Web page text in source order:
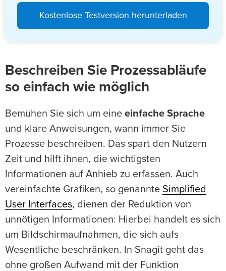
Kostenlose Testversion herunterladen
Beschreiben Sie Prozessabläufe
so einfach wie möglich
Bemühen Sie sich um eine einfache Sprache
und klare Anweisungen, wann immer Sie
Prozesse beschreiben. Das spart den Nutzern
Zeit und hilft ihnen, die wichtigsten
Informationen auf Anhieb zu erfassen. Auch
vereinfachte Grafiken, so genannte Simplified
User Interfaces, dienen der Reduktion von
unnötigen Informationen: Hierbei handelt es sich
um Bildschirmaufnahmen, die sich aufs
Wesentliche beschränken. In Snagit geht das
ohne großen Aufwand mit der Funktion